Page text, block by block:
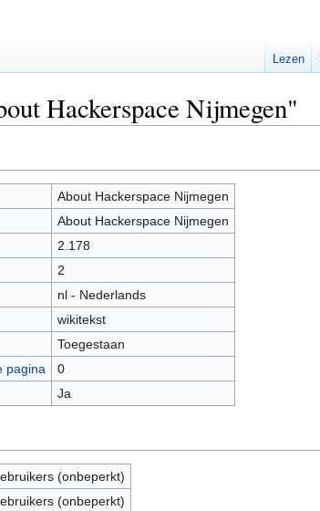
Hackerspace Nijmegen"
About Hackerspace Nijmegen
About Hackerspace Nijmegen
2.178
2
nl - Nederlands
wikitekst
Toegestaan
pagina
0
Ja
(onbeperkt)
(onbeperkt)
Lezen